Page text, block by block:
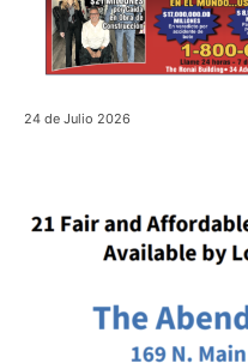
24 de Julio 2026